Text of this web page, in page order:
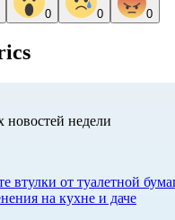
0 0 0
недели
втулки от туалетной
на кухне и даче